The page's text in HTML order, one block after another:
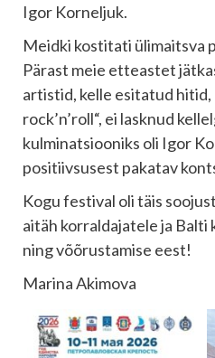
Igor Korneljuk.
Meidki kostitati ülimaitsva
Pärast meie etteastet
artistid, kelle esitatud hitid,
rock’n’roll“, ei lasknud
kulminatsiooniks oli Igor
positiivsusest pakatav
Kogu festival oli täis
aitäh korraldajatele ja Balti
ning võõrustamise eest!
Marina Akimova